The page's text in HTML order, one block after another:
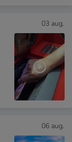
03 aug.
06 aug.